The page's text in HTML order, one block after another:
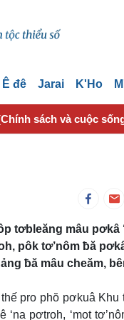
Ê đê Jarai K'Ho
sách và cuộc
tơbleăng mâu pơkâ
pôk tơ’nôm ƀă
ƀă mâu cheăm,
pro phŏ pơkuâ Khu
pơtroh, ‘mot